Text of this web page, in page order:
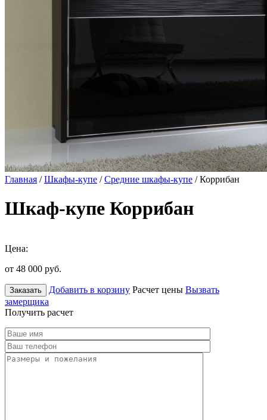
Главная /Шкафы-купе /Средние шкафы-купе / Коррибан
Шкаф-купе Коррибан
Цена:
от 48 000 руб.
Заказать Добавить в корзину Расчет цены Вызвать
замерщика
Получить расчет